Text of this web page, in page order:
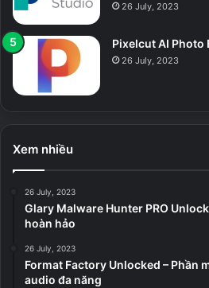
26 July, 2023
Pixelcut AI Photo
26 July, 2023
Xem nhiều
26 July, 2023
Glary Malware Hunter PRO
hoàn hảo
26 July, 2023
Format Factory Unlocked – Phần
audio đa năng